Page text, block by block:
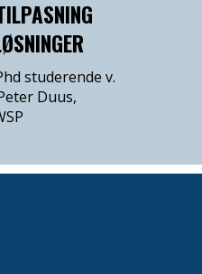
studerende v.
Duus,